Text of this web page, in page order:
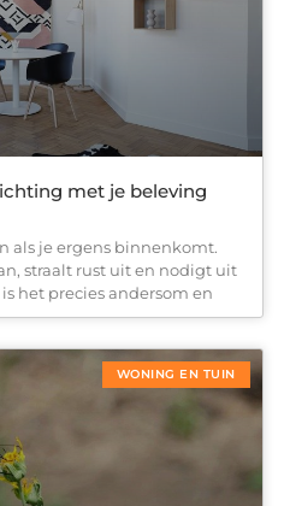
met je beleving
als je ergens binnenkomt.
straalt rust uit en nodigt uit
het precies andersom en
WONING EN TUIN